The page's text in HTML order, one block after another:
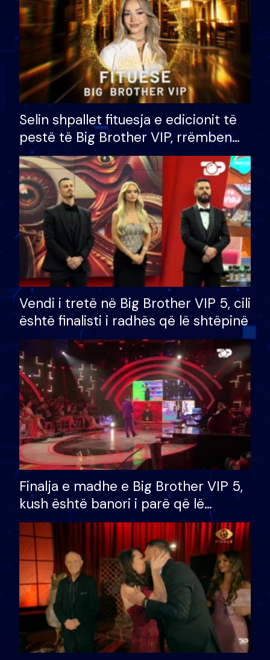
Selin shpallet fituesja e edicionit të
pestë të Big Brother VIP, rrëmben
çmimin e madh prej 100 mijë eurosh
Vendi i tretë në Big Brother VIP 5, cili
është finalisti i radhës që lë shtëpinë
Finalja e madhe e Big Brother VIP 5,
kush është banori i parë që lë
shtëpinë dhe humb mundësinë për
të fituar çmimin e madh